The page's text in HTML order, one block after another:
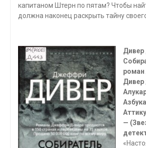
капитаном Штерн по пятам? Чтобы
должна наконец раскрыть тайну
Дивер
—